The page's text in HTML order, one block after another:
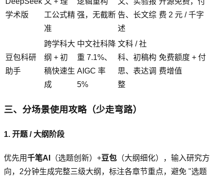
学术版
工公式精
准
强，无截断 告、长文综
述
费 2 元 / 千字
豆包科研
助手
跨学科大
纲 + 初
稿快速生
成
中文社科降
重 7.1%、
AIGC 率
5%
文科 / 社
科、初稿构
思、表达调
整
免费额度 + 付
费增值
三、分场景使用攻略（少走弯路）
1. 开题 / 大纲阶段
优先用千笔AI （选题创新）+豆包 （大纲细化），输入研究方
向，2分钟生成完整三级大纲，标注各章节重点，避免 "选题